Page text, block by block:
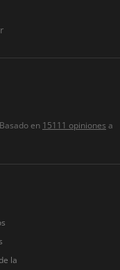
en 15111 opiniones a
la